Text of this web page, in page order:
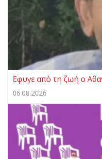
Εφυγε από τη ζωή ο
06.08.2026